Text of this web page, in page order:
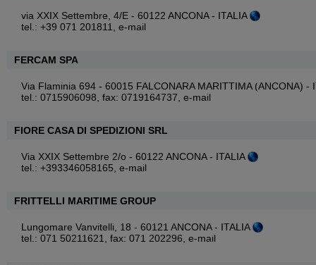
via XXIX Settembre, 4/E - 60122 ANCONA - ITALIA
tel.: +39 071 201811, e-mail
FERCAM SPA
Via Flaminia 694 - 60015 FALCONARA MARITTIMA (ANCONA) -
tel.: 0715906098, fax: 0719164737, e-mail
FIORE CASA DI SPEDIZIONI SRL
Via XXIX Settembre 2/o - 60122 ANCONA - ITALIA
tel.: +393346058165, e-mail
FRITTELLI MARITIME GROUP
Lungomare Vanvitelli, 18 - 60121 ANCONA - ITALIA
tel.: 071 50211621, fax: 071 202296, e-mail